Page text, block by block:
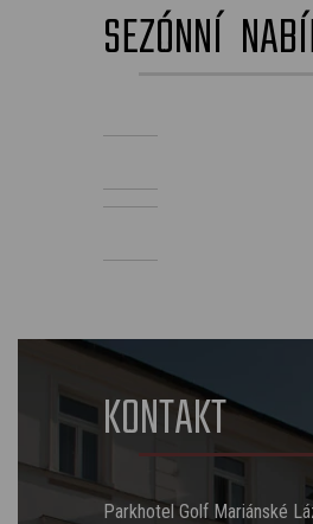
SEZÓNNÍ
KONTAKT
Parkhotel Golf Mariánské